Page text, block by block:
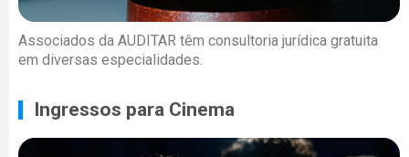
Associados da AUDITAR têm consultoria jurídica gratuita
em diversas especialidades.
Ingressos para Cinema